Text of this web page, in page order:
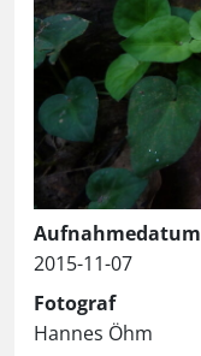
Aufnahmedatum
2015-11-07
Fotograf
Hannes Öhm